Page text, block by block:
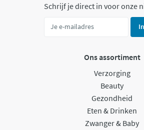
Schrijf je direct in voor onze
Ons assortiment
Verzorging
Beauty
Gezondheid
Eten & Drinken
Zwanger & Baby